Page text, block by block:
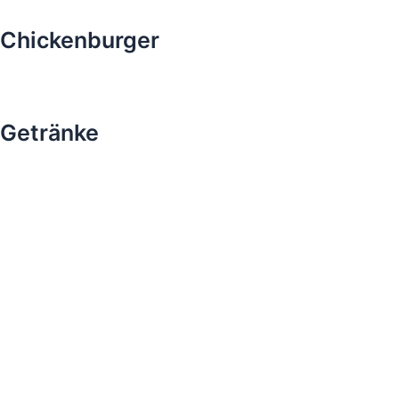
Chickenburger
Getränke